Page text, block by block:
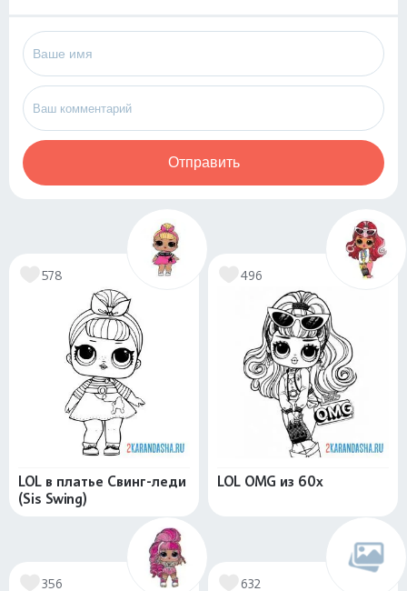
Отправить
578
LOL в платье Свинг-леди
(Sis Swing)
496
LOL OMG из 60х
356 632